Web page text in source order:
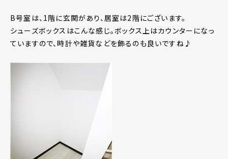
B号室は、1階に玄関があり、居室は2階にございます。
シューズボックスはこんな感じ。ボックス上はカウンターになっ
ていますので、時計や雑貨などを飾るのも良いですね♪